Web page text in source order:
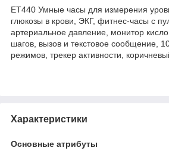
ET440 Умные часы для измерения
глюкозы в крови, ЭКГ, фитнес-часы с
артериальное давление, монитор
шагов, вызов и текстовое сообщение,
режимов, трекер активности,
Характеристики
Основные атрибуты